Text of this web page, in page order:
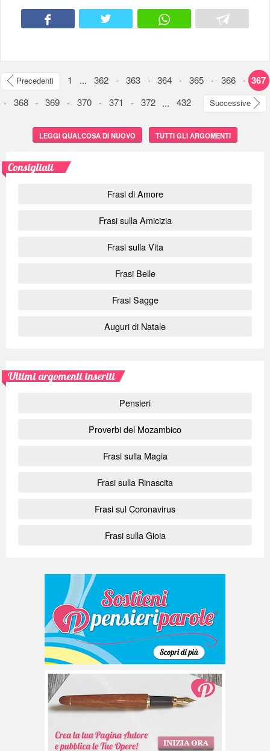
Precedenti 1 ... 362 - 363 - 364 - 365 - 366 - 367
- 368 - 369 - 370 - 371 - 372 ... 432 Successive
LEGGI QUALCOSA DI NUOVO TUTTI GLI ARGOMENTI
Consigliati
Frasi di Amore
Frasi sulla Amicizia
Frasi sulla Vita
Frasi Belle
Frasi Sagge
Auguri di Natale
Ultimi argomenti inseriti
Pensieri
Proverbi del Mozambico
Frasi sulla Magia
Frasi sulla Rinascita
Frasi sul Coronavirus
Frasi sulla Gioia